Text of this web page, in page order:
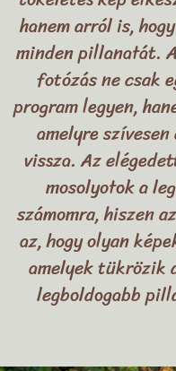
hanem arról is,
minden pillanatát.
fotózás ne csak
program legyen,
amelyre
vissza. Az
mosolyotok a
számomra, hiszen
az, hogy olyan
amelyek tükrözik
legboldogabb